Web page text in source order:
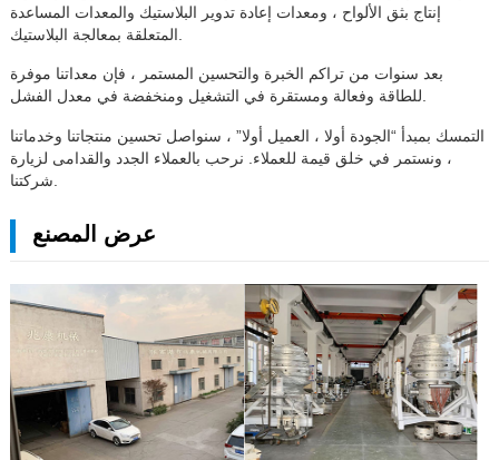
إنتاج بثق الألواح ، ومعدات إعادة تدوير البلاستيك والمعدات المساعدة
بعد سنوات من تراكم الخبرة والتحسين المستمر ، فإن معداتنا موفرة
التمسك بمبدأ “الجودة أولا ، العميل أولا” ، سنواصل تحسين منتجاتنا وخدماتنا
، ونستمر في خلق قيمة للعملاء. نرحب بالعملاء الجدد والقدامى لزيارة
عرض المصنع